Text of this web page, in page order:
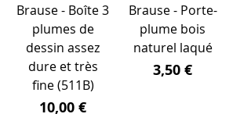
Brause - Boîte 3
plumes de
dessin assez
dure et très
fine (511B)
Prix
10,00 €
Brause - Porte-
plume bois
naturel laqué
Prix
3,50 €